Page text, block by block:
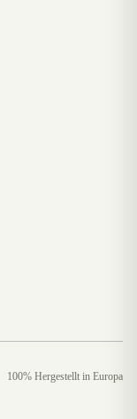
100% Hergestellt in Europa